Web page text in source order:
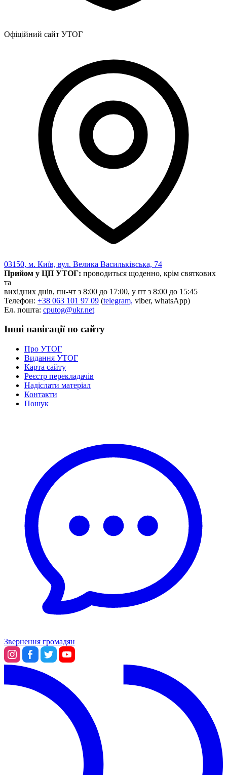
Офіційний сайт УТОГ
03150, м. Київ, вул. Велика Васильківська, 74
Прийом у ЦП УТОГ: проводиться щоденно, крім святкових
та
вихідних днів, пн-чт з 8:00 до 17:00, у пт з 8:00 до 15:45
Телефон: +38 063 101 97 09 (telegram, viber, whatsApp)
Ел. пошта: cputog@ukr.net
Інші навігації по сайту
Про УТОГ
Видання УТОГ
Карта сайту
Реєстр перекладачів
Надіслати матеріал
Контакти
Пошук
Звернення громадян